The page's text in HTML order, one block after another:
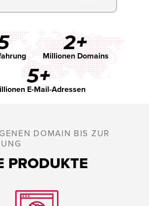
2+
Millionen Domains
5+
E-Mail-Adressen
DOMAIN BIS ZUR
PRODUKTE